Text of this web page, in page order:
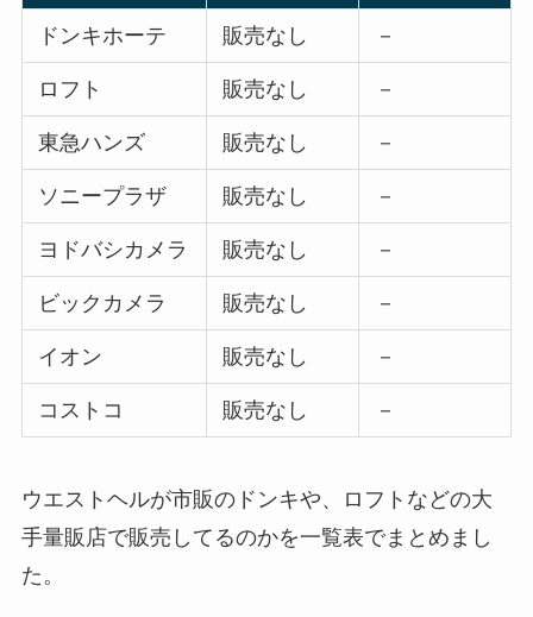
ドンキホーテ 販売なし －
ロフト 販売なし －
東急ハンズ 販売なし －
ソニープラザ 販売なし －
ヨドバシカメラ 販売なし －
ビックカメラ 販売なし －
イオン 販売なし －
コストコ 販売なし －
ウエストヘルが市販のドンキや、ロフトなどの大
手量販店で販売してるのかを一覧表でまとめまし
た。